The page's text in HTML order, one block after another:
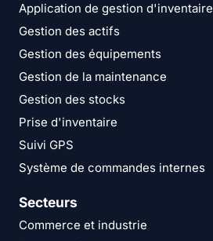
Application de gestion d'inventaire
Gestion des actifs
Gestion des équipements
Gestion de la maintenance
Gestion des stocks
Prise d'inventaire
Suivi GPS
Système de commandes internes
Secteurs
Commerce et industrie